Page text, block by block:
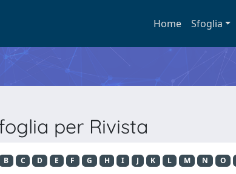
Home Sfoglia
per Rivista
B C D E F G H I J K L M N O